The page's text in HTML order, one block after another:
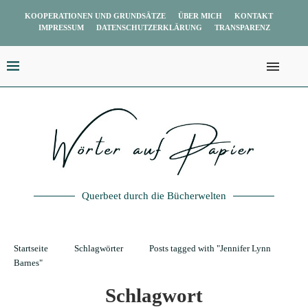
KOOPERATIONEN UND GRUNDSÄTZE ÜBER MICH
KONTAKT
IMPRESSUM
DATENSCHUTZERKLÄRUNG TRANSPARENZ
Querbeet durch die Bücherwelten
Startseite Schlagwörter
Posts tagged with "Jennifer Lynn
Barnes"
Schlagwort